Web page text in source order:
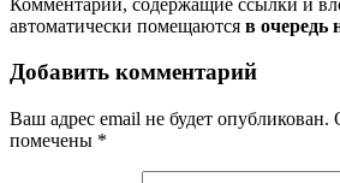
автоматически помещаются в очередь
Добавить комментарий
Ваш адрес email не будет опубликован.
помечены *